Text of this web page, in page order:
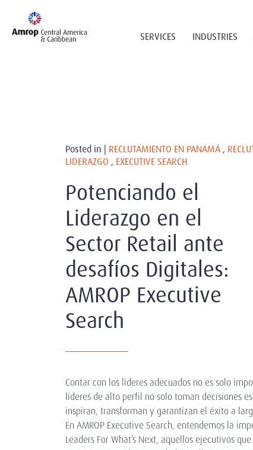
SERVICES INDUSTRIES
Posted in | RECLUTAMIENTO EN PANAMÁ ,
LIDERAZGO , EXECUTIVE SEARCH
Potenciando el
Liderazgo en el
Sector Retail ante
desafíos Digitales:
AMROP Executive
Search
Contar con los líderes adecuados no es solo
líderes de alto perfil no solo toman decisiones
inspiran, transforman y garantizan el éxito a
En AMROP Executive Search, entendemos la
Leaders For What’s Next, aquellos ejecutivos